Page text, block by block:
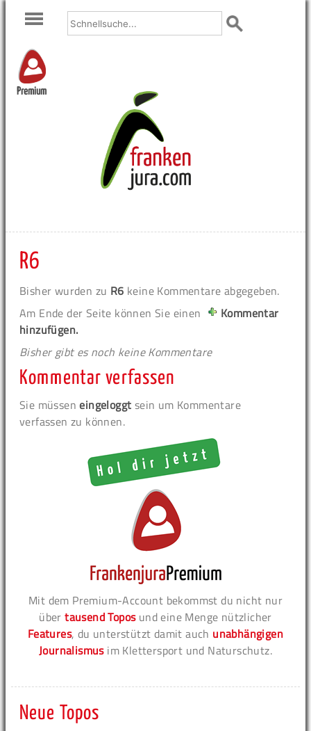
Premium
R6
Bisher wurden zu R6 keine Kommentare abgegeben.
Am Ende der Seite können Sie einen
Kommentar
hinzufügen.
Bisher gibt es noch keine Kommentare
Kommentar verfassen
Sie müsseneingeloggt sein um Kommentare
verfassen zu können.
Mit dem Premium-Account bekommst du nicht nur
übertausend Toposund eine Menge nützlicher
Features, du unterstützt damit auch unabhängigen
Journalismusim Klettersport und Naturschutz.
Neue Topos